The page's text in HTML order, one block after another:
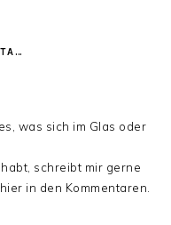
was sich im Glas oder
schreibt mir gerne
in den Kommentaren.